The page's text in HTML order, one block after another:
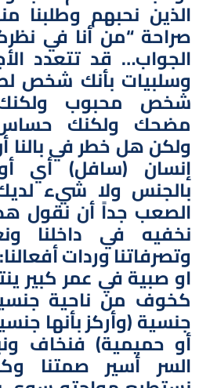
الذين نحبهم وطلبنا
صراحة “من أنا في
الجواب… قد تتعدد
وسلبيات بأنك شخص
شخص محبوب
مضحك ولكنك
ولكن هل خطر في بالنا
إنسان (سافل) أي
بالجنس ولا شيء
الصعب جداً أن نقول
نخفيه في داخلنا
وتصرفاتنا وردات
او صبية في عمر كبير
كخوف من ناحية
جنسية (وأركز بأنها
أو حميمية) فنخاف
السر أسير صمتنا